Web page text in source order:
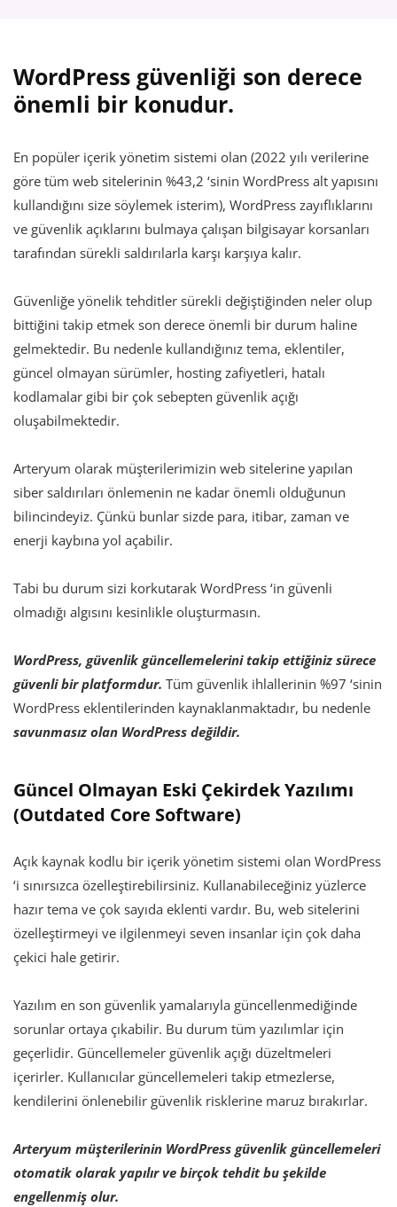
WordPress güvenliği son derece
önemli bir konudur.
En popüler içerik yönetim sistemi olan (2022 yılı verilerine
göre tüm web sitelerinin %43,2 ‘sinin WordPress alt yapısını
kullandığını size söylemek isterim), WordPress zayıflıklarını
ve güvenlik açıklarını bulmaya çalışan bilgisayar korsanları
tarafından sürekli saldırılarla karşı karşıya kalır.
Güvenliğe yönelik tehditler sürekli değiştiğinden neler olup
bittiğini takip etmek son derece önemli bir durum haline
gelmektedir. Bu nedenle kullandığınız tema, eklentiler,
güncel olmayan sürümler, hosting zafiyetleri, hatalı
kodlamalar gibi bir çok sebepten güvenlik açığı
oluşabilmektedir.
Arteryum olarak müşterilerimizin web sitelerine yapılan
siber saldırıları önlemenin ne kadar önemli olduğunun
bilincindeyiz. Çünkü bunlar sizde para, itibar, zaman ve
enerji kaybına yol açabilir.
Tabi bu durum sizi korkutarak WordPress ‘in güvenli
olmadığı algısını kesinlikle oluşturmasın.
WordPress, güvenlik güncellemelerini takip ettiğiniz sürece
güvenli bir platformdur. Tüm güvenlik ihlallerinin %97 ‘sinin
WordPress eklentilerinden kaynaklanmaktadır, bu nedenle
savunmasız olan WordPress değildir.
Güncel Olmayan Eski Çekirdek Yazılımı
(Outdated Core Software)
Açık kaynak kodlu bir içerik yönetim sistemi olan WordPress
‘i sınırsızca özelleştirebilirsiniz. Kullanabileceğiniz yüzlerce
hazır tema ve çok sayıda eklenti vardır. Bu, web sitelerini
özelleştirmeyi ve ilgilenmeyi seven insanlar için çok daha
çekici hale getirir.
Yazılım en son güvenlik yamalarıyla güncellenmediğinde
sorunlar ortaya çıkabilir. Bu durum tüm yazılımlar için
geçerlidir. Güncellemeler güvenlik açığı düzeltmeleri
içerirler. Kullanıcılar güncellemeleri takip etmezlerse,
kendilerini önlenebilir güvenlik risklerine maruz bırakırlar.
Arteryum müşterilerinin WordPress güvenlik güncellemeleri
otomatik olarak yapılır ve birçok tehdit bu şekilde
engellenmiş olur.